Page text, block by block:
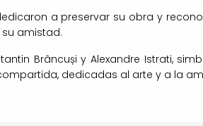
a preservar su obra y
amistad.
Brâncuși y Alexandre Istrati,
dedicadas al arte y a la